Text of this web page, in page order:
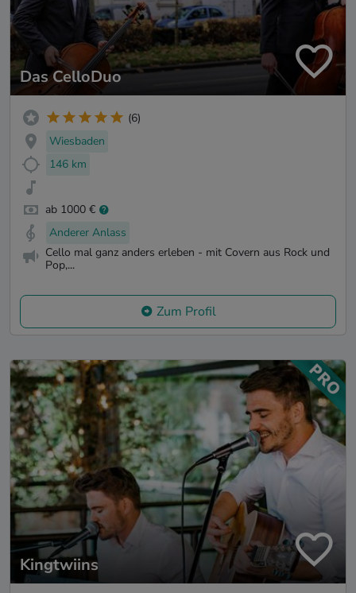
Das CelloDuo
(6)
Wiesbaden
146 km
ab 1000 €
Anderer Anlass
Cello mal ganz anders erleben - mit Covern aus Rock und
Pop,...
Zum Profil
Kingtwiins